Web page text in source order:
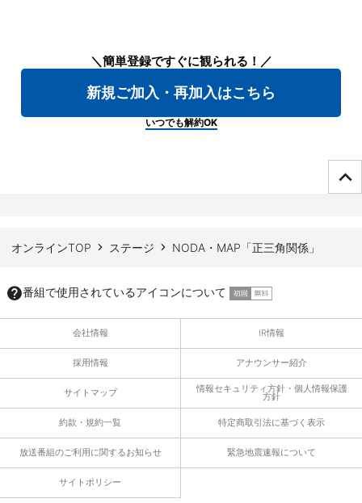
＼簡単登録ですぐに観られる！／
新規ご加入・再加入はこちら
いつでも解約OK
オンラインTOP ステージ NODA・MAP「正三角関係」
番組で使用されているアイコンについて
会社情報 IR情報
採用情報 アナウンサー紹介
サイトマップ 情報セキュリティ方針・個人情報保護
方針
約款・規約一覧 特定商取引法に基づく表示
放送番組のご利用に関するお知らせ 緊急地震速報について
サイトポリシー